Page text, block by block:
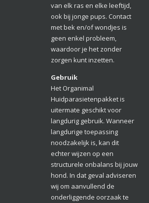
van elk ras en elke leeftijd,
ook bij jonge pups. Contact
met bek en/of wondjes is
geen enkel probleem,
waardoor je het zonder
zorgen kunt inzetten.
Gebruik
Het Organimal
Huidparasietenpakket is
uitermate geschikt voor
langdurig gebruik. Wanneer
langdurige toepassing
noodzakelijk is, kan dit
echter wijzen op een
structurele onbalans bij jouw
hond. In dat geval adviseren
wij om aanvullend de
onderliggende oorzaak te